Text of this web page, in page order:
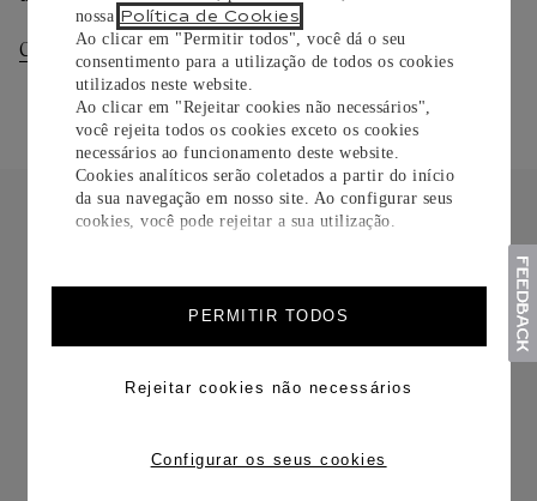
nossa Política de Cookies
Ao clicar em "Permitir todos", você dá o seu
consentimento para a utilização de todos os cookies
utilizados neste website.
Ao clicar em "Rejeitar cookies não necessários",
você rejeita todos os cookies exceto os cookies
necessários ao funcionamento deste website.
Cookies analíticos serão coletados a partir do início
da sua navegação em nosso site. Ao configurar seus
cookies, você pode rejeitar a sua utilização.
PERMITIR TODOS
Rejeitar cookies não necessários
Configurar os seus cookies
Consultar Entregas Consultar Devoluções
FRETE CORTESIA